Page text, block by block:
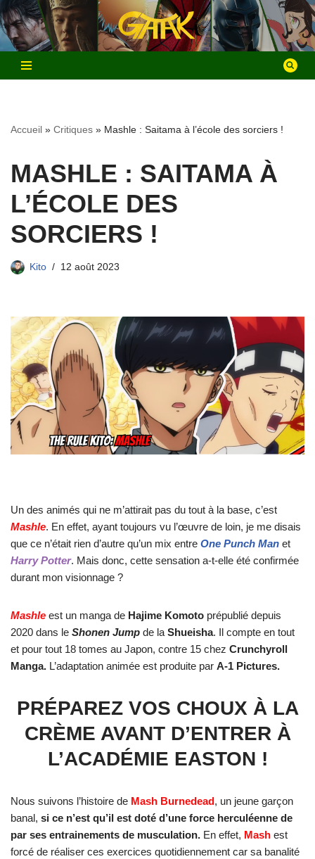
Aller
au
contenu
Accueil » Critiques » Mashle : Saitama à l’école des sorciers !
MASHLE : SAITAMA À
L’ÉCOLE DES
SORCIERS !
Kito 12 août 2023
Un des animés qui ne m’attirait pas du tout à la base, c’est
Mashle. En effet, ayant toujours vu l’œuvre de loin, je me disais
que ce n’était rien d’autre qu’un mix entre One Punch Man et
Harry Potter. Mais donc, cette sensation a-t-elle été confirmée
durant mon visionnage ?
Mashle est un manga de Hajime Komoto prépublié depuis
2020 dans le Shonen Jump de laShueisha. Il compte en tout
et pour tout 18 tomes au Japon, contre 15 chez Crunchyroll
Manga. L’adaptation animée est produite par A-1 Pictures.
PRÉPAREZ VOS CHOUX À LA
CRÈME AVANT D’ENTRER À
L’ACADÉMIE EASTON !
Nous suivons l’histoire de Mash Burnedead, un jeune garçon
banal, si ce n’est qu’il est doté d’une force herculéenne de
par ses entrainements de musculation. En effet, Mash est
forcé de réaliser ces exercices quotidiennement car sa banalité